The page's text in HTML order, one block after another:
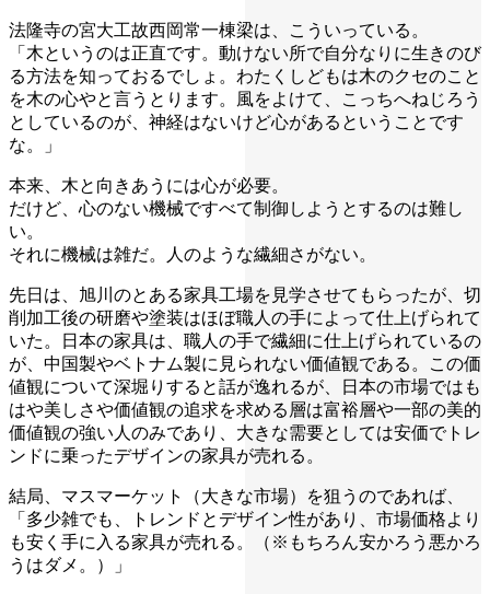
法隆寺の宮大工故西岡常一棟梁は、こういっている。
「木というのは正直です。動けない所で自分なりに生きのび
る方法を知っておるでしょ。わたくしどもは木のクセのこと
を木の心やと言うとります。風をよけて、こっちへねじろう
としているのが、神経はないけど心があるということです
な。」
本来、木と向きあうには心が必要。
だけど、心のない機械ですべて制御しようとするのは難し
い。
それに機械は雑だ。人のような繊細さがない。
先日は、旭川のとある家具工場を見学させてもらったが、切
削加工後の研磨や塗装はほぼ職人の手によって仕上げられて
いた。日本の家具は、職人の手で繊細に仕上げられているの
が、中国製やベトナム製に見られない価値観である。この価
値観について深堀りすると話が逸れるが、日本の市場ではも
はや美しさや価値観の追求を求める層は富裕層や一部の美的
価値観の強い人のみであり、大きな需要としては安価でトレ
ンドに乗ったデザインの家具が売れる。
結局、マスマーケット（大きな市場）を狙うのであれば、
「多少雑でも、トレンドとデザイン性があり、市場価格より
も安く手に入る家具が売れる。（※もちろん安かろう悪かろ
うはダメ。）」